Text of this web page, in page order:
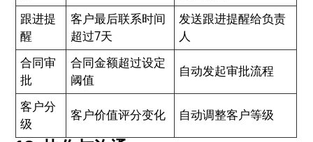
跟进提
醒
客户最后联系时间
超过7天
发送跟进提醒给负责
人
合同审
批
合同金额超过设定
阈值
自动发起审批流程
客户分
级
客户价值评分变化 自动调整客户等级